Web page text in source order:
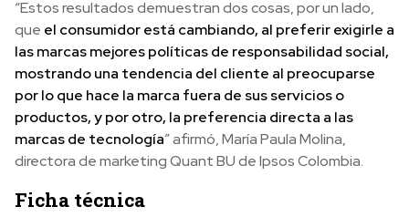
“Estos resultados demuestran dos cosas, por un lado,
que el consumidor está cambiando, al preferir exigirle a
las marcas mejores políticas de responsabilidad social,
mostrando una tendencia del cliente al preocuparse
por lo que hace la marca fuera de sus servicios o
productos, y por otro, la preferencia directa a las
marcas de tecnología” afirmó, María Paula Molina,
directora de marketing Quant BU de Ipsos Colombia.
Ficha técnica